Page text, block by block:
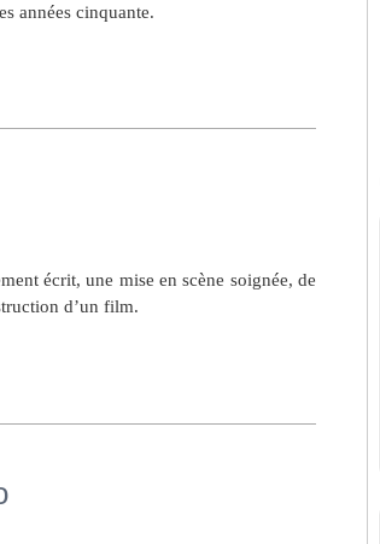
années cinquante.
écrit, une mise en scène soignée, de
d’un film.